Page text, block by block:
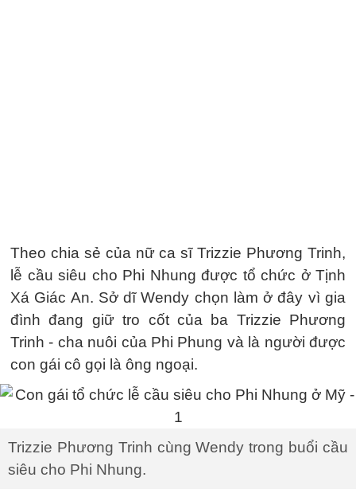
Theo chia sẻ của nữ ca sĩ Trizzie Phương Trinh,
lễ cầu siêu cho Phi Nhung được tổ chức ở Tịnh
Xá Giác An. Sở dĩ Wendy chọn làm ở đây vì gia
đình đang giữ tro cốt của ba Trizzie Phương
Trinh - cha nuôi của Phi Phung và là người được
con gái cô gọi là ông ngoại.
Trizzie Phương Trinh cùng Wendy trong buổi cầu
siêu cho Phi Nhung.